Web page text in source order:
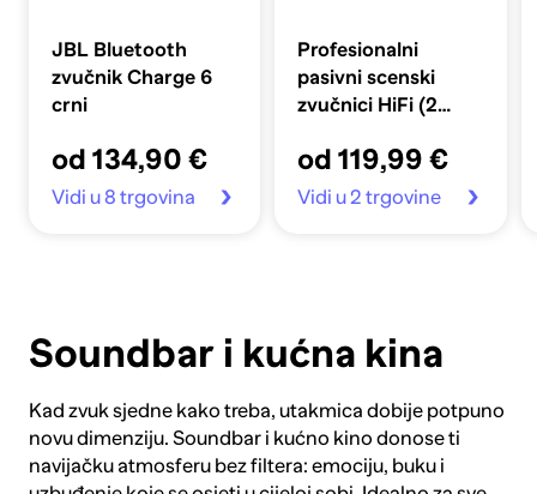
JBL Bluetooth
zvučnik Charge 6
crni
od 134,90 €
Vidi u 8 trgovina
Profesionalni
pasivni scenski
zvučnici HiFi (2
od 119,99 €
Vidi u 2 trgovine
Soundbar i kućna kina
Kad zvuk sjedne kako treba, utakmica dobije potpuno
novu dimenziju. Soundbar i kućno kino donose ti
navijačku atmosferu bez filtera: emociju, buku i